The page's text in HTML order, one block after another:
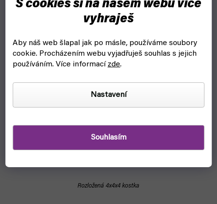
S cookies si na našem webu více
vyhraješ
Aby náš web šlapal jak po másle, používáme soubory
cookie. Procházením webu vyjadřuješ souhlas s jejich
používáním. Více informacízde.
Nastavení
Souhlasím
hranami. Pak už je to snadné.
Rozložená 4x4x4 kostka